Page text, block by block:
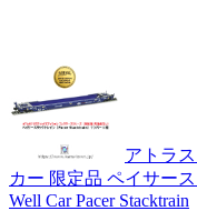
アトラ
カー 限定品 ペイサー
Well Car Pacer Stacktrain